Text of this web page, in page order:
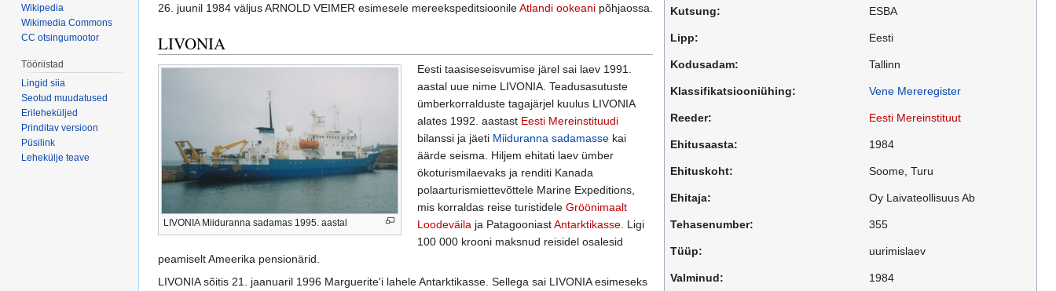
Kutsung: ESBA
Lipp: Eesti
Kodusadam: Tallinn
Klassifikatsiooniühing: Vene Mereregister
Reeder: Eesti Mereinstituut
Ehitusaasta: 1984
Ehituskoht: Soome, Turu
Ehitaja: Oy Laivateollisuus Ab
Tehasenumber: 355
Tüüp: uurimislaev
Valminud: 1984
26. juunil 1984 väljus ARNOLD VEIMER esimesele mereekspeditsioonileAtlandi ookeani põhjaossa.
LIVONIA
LIVONIA Miiduranna sadamas 1995. aastal
Eesti taasiseseisvumise järel sai laev 1991.
aastal uue nime LIVONIA. Teadusasutuste
ümberkorralduste tagajärjel kuulus LIVONIA
alates 1992. aastast Eesti Mereinstituudi
bilanssi ja jäeti Miiduranna sadamassekai
äärde seisma. Hiljem ehitati laev ümber
ökoturismilaevaks ja renditi Kanada
polaarturismiettevõttele Marine Expeditions,
mis korraldas reise turistidele Gröönimaalt
Loodeväila ja PatagooniastAntarktikasse. Ligi
100 000 krooni maksnud reisidel osalesid
peamiselt Ameerika pensionärid.
LIVONIA sõitis 21. jaanuaril 1996 Marguerite'i lahele Antarktikasse. Sellega sai LIVONIA esimeseks
Wikipedia
Wikimedia Commons
CC otsingumootor
Tööriistad
Lingid siia
Seotud muudatused
Erileheküljed
Prinditav versioon
Püsilink
Lehekülje teave